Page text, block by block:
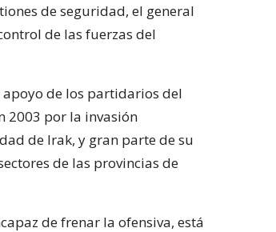
de seguridad, el general
de las fuerzas del
apoyo de los partidarios del
2003 por la invasión
de Irak, y gran parte de su
de las provincias de
de frenar la ofensiva, está